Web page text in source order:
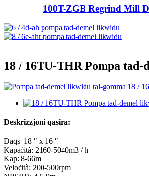
100T-ZGB Regrind Mill
18 / 16TU-THR Pompa
Deskrizzjoni qasira:
Daqs: 18 ″ x 16 ″
Kapaċità: 2160-5040m3 / h
Kap: 8-66m
Veloċità: 200-500rpm